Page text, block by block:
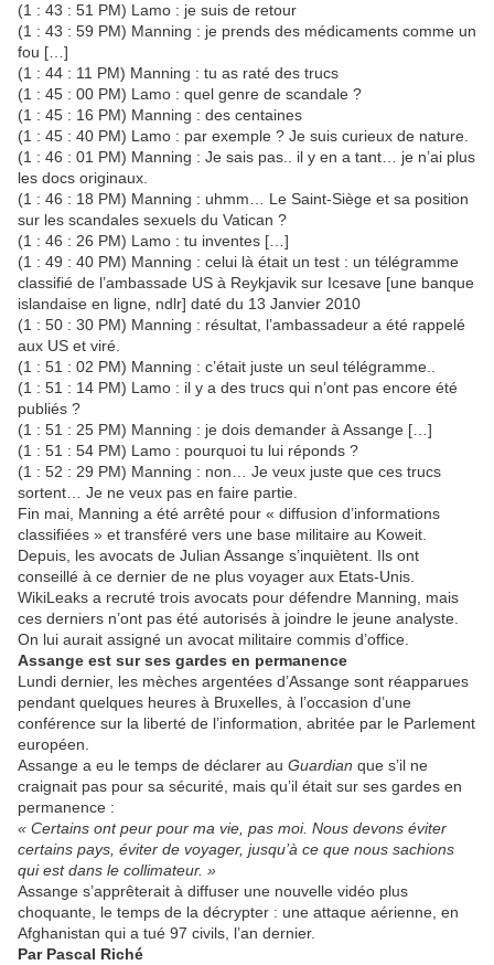
(1 : 43 : 51 PM) Lamo : je suis de retour
(1 : 43 : 59 PM) Manning : je prends des médicaments comme un
fou […]
(1 : 44 : 11 PM) Manning : tu as raté des trucs
(1 : 45 : 00 PM) Lamo : quel genre de scandale ?
(1 : 45 : 16 PM) Manning : des centaines
(1 : 45 : 40 PM) Lamo : par exemple ? Je suis curieux de nature.
(1 : 46 : 01 PM) Manning : Je sais pas.. il y en a tant… je n’ai plus
les docs originaux.
(1 : 46 : 18 PM) Manning : uhmm… Le Saint-Siège et sa position
sur les scandales sexuels du Vatican ?
(1 : 46 : 26 PM) Lamo : tu inventes […]
(1 : 49 : 40 PM) Manning : celui là était un test : un télégramme
classifié de l’ambassade US à Reykjavik sur Icesave [une banque
islandaise en ligne, ndlr] daté du 13 Janvier 2010
(1 : 50 : 30 PM) Manning : résultat, l’ambassadeur a été rappelé
aux US et viré.
(1 : 51 : 02 PM) Manning : c’était juste un seul télégramme..
(1 : 51 : 14 PM) Lamo : il y a des trucs qui n’ont pas encore été
publiés ?
(1 : 51 : 25 PM) Manning : je dois demander à Assange […]
(1 : 51 : 54 PM) Lamo : pourquoi tu lui réponds ?
(1 : 52 : 29 PM) Manning : non… Je veux juste que ces trucs
sortent… Je ne veux pas en faire partie.
Fin mai, Manning a été arrêté pour « diffusion d’informations
classifiées » et transféré vers une base militaire au Koweit.
Depuis, les avocats de Julian Assange s’inquiètent. Ils ont
conseillé à ce dernier de ne plus voyager aux Etats-Unis.
WikiLeaks a recruté trois avocats pour défendre Manning, mais
ces derniers n’ont pas été autorisés à joindre le jeune analyste.
On lui aurait assigné un avocat militaire commis d’office.
Assange est sur ses gardes en permanence
Lundi dernier, les mèches argentées d’Assange sont réapparues
pendant quelques heures à Bruxelles, à l’occasion d’une
conférence sur la liberté de l’information, abritée par le Parlement
européen.
Assange a eu le temps de déclarer au Guardian que s’il ne
craignait pas pour sa sécurité, mais qu’il était sur ses gardes en
permanence :
« Certains ont peur pour ma vie, pas moi. Nous devons éviter
certains pays, éviter de voyager, jusqu’à ce que nous sachions
qui est dans le collimateur. »
Assange s’apprêterait à diffuser une nouvelle vidéo plus
choquante, le temps de la décrypter : une attaque aérienne, en
Afghanistan qui a tué 97 civils, l’an dernier.
Par Pascal Riché